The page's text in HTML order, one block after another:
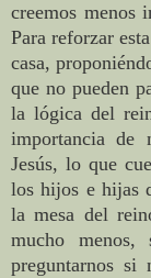
creemos menos
Para reforzar
casa,
que no pueden
la lógica del
importancia de
Jesús, lo que
los hijos e hijas
la mesa del
mucho
preguntarnos si